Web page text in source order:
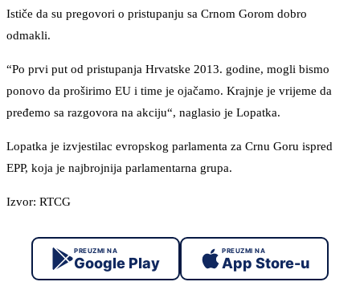
Ističe da su pregovori o pristupanju sa Crnom Gorom dobro
odmakli.
“Po prvi put od pristupanja Hrvatske 2013. godine, mogli bismo
ponovo da proširimo EU i time je ojačamo. Krajnje je vrijeme da
pređemo sa razgovora na akciju“, naglasio je Lopatka.
Lopatka je izvjestilac evropskog parlamenta za Crnu Goru ispred
EPP, koja je najbrojnija parlamentarna grupa.
Izvor: RTCG
PREUZMI NA
Google Play
PREUZMI NA
App Store-u